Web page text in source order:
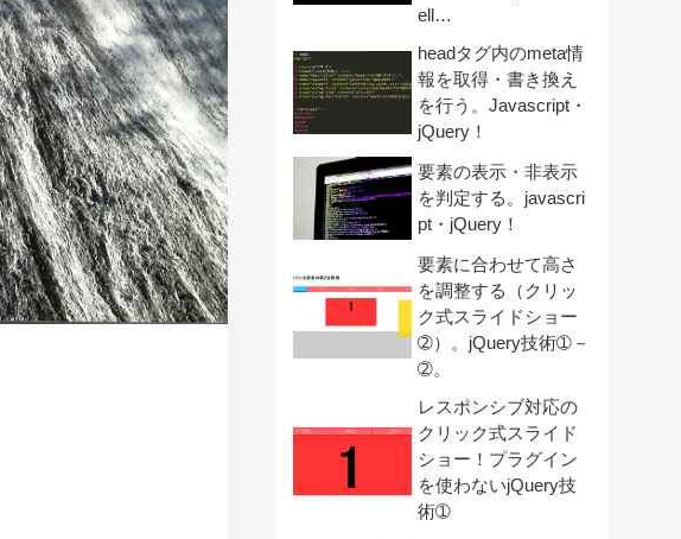
ell…
headタグ内のmeta情
報を取得・書き換え
を行う。Javascript・
jQuery！
要素の表示・非表示
を判定する。javascri
pt・jQuery！
要素に合わせて高さ
を調整する（クリッ
ク式スライドショー
➁）。jQuery技術➀－
➁。
レスポンシブ対応の
クリック式スライド
ショー！プラグイン
を使わないjQuery技
術➀